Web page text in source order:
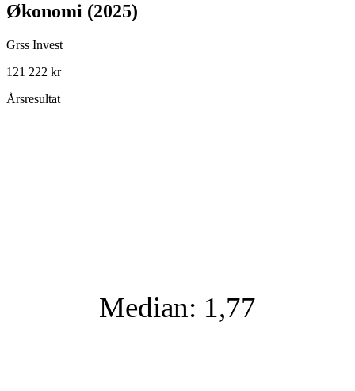
Økonomi (2025)
Grss Invest
121 222 kr
Årsresultat
Median: 1,77